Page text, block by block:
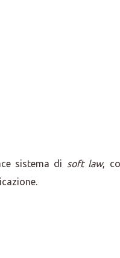
sistema di soft law,